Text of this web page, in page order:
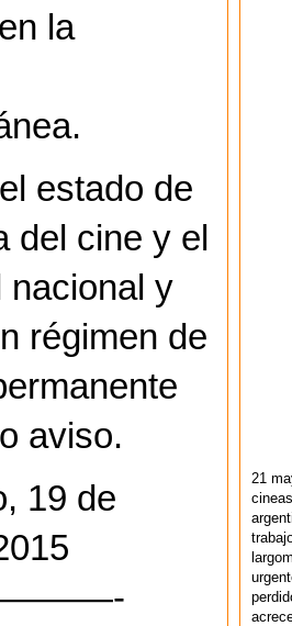
la
estado de
del cine y el
nacional y
régimen de
aviso.
19 de
21